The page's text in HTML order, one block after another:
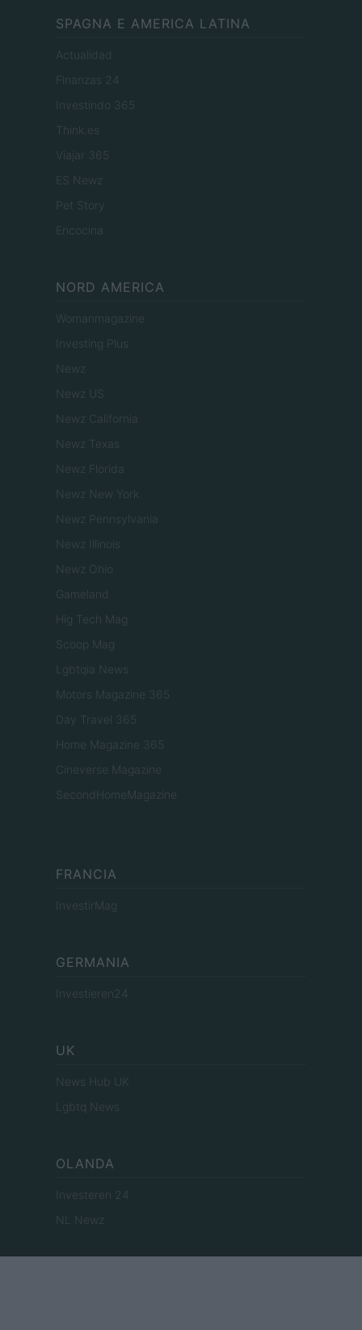
SPAGNA E AMERICA LATINA
Actualidad
Finanzas 24
Investindo 365
Think.es
Viajar 365
ES Newz
Pet Story
Encocina
NORD AMERICA
Womanmagazine
Investing Plus
Newz
Newz US
Newz California
Newz Texas
Newz Florida
Newz New York
Newz Pennsylvania
Newz Illinois
Newz Ohio
Gameland
Hig Tech Mag
Scoop Mag
Lgbtqia News
Motors Magazine 365
Day Travel 365
Home Magazine 365
Cineverse Magazine
SecondHomeMagazine
FRANCIA
InvestirMag
GERMANIA
Investieren24
UK
News Hub UK
Lgbtq News
OLANDA
Investeren 24
NL Newz